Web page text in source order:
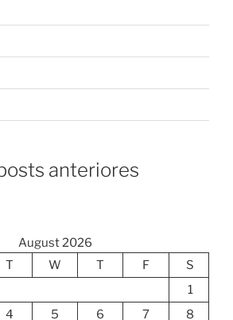
anteriores
August 2026
T W T F
S
1
4 5 6 7
8